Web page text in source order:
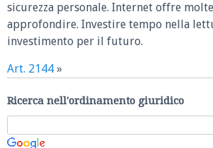
sicurezza personale. Internet offre
approfondire. Investire tempo nella
investimento per il futuro.
Art. 2144 »
Ricerca nell'ordinamento giuridico